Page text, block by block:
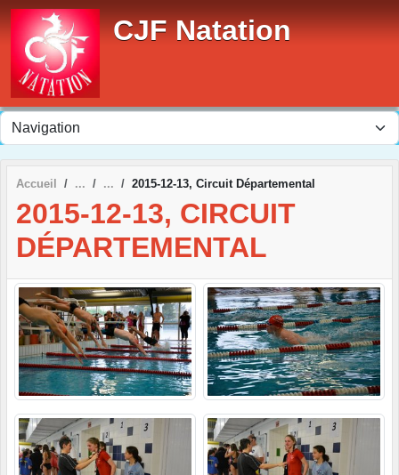
CJF Natation
Accueil 2015-12-13, Circuit Départemental
2015-12-13, CIRCUIT
DÉPARTEMENTAL
Panneau de gestion des cookies